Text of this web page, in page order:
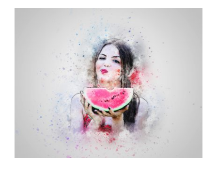
Cómo comes dice mucho de
ti
Piscología